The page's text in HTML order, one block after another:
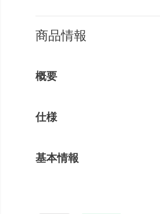
商品情報
概要
仕様
基本情報